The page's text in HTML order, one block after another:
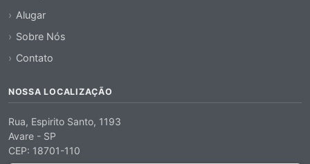
Alugar
Sobre Nós
Contato
NOSSA LOCALIZAÇÃO
Rua, Espirito Santo, 1193
Avare - SP
CEP: 18701-110